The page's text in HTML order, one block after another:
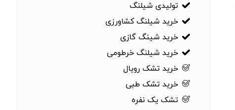
تولیدی شیلنگ
خرید شیلنگ کشاورزی
خرید شینگ گازی
خرید شیلنگ خرطومی
خرید تشک رویال
خرید تشک طبی
تشک یک نفره